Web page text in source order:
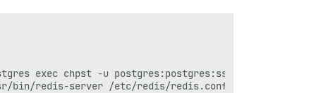
exec chpst -u postgres:postgres:ssl-cert -U
bin/redis-server /etc/redis/redis.conf pid: 174